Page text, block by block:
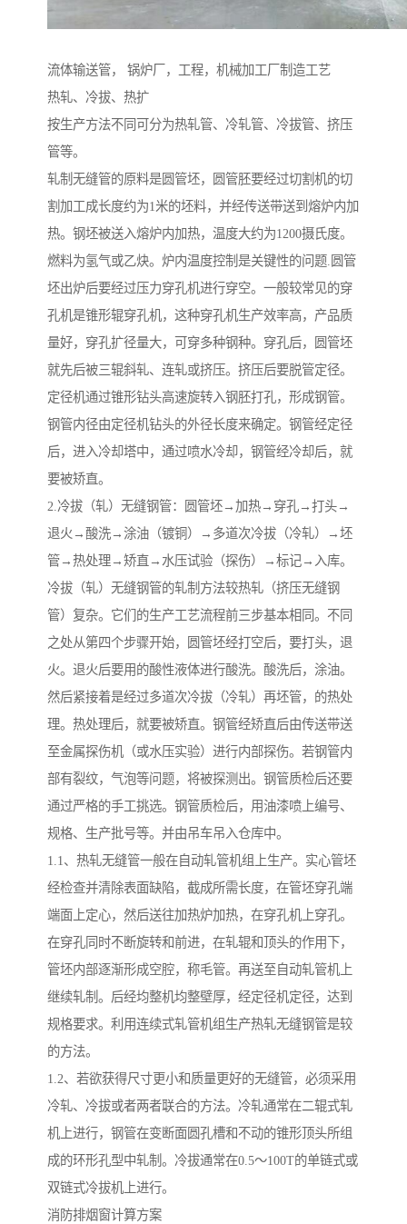
流体输送管， 锅炉厂，工程，机械加工厂制造工艺
热轧、冷拔、热扩
按生产方法不同可分为热轧管、冷轧管、冷拔管、挤压
管等。
轧制无缝管的原料是圆管坯，圆管胚要经过切割机的切
割加工成长度约为1米的坯料，并经传送带送到熔炉内加
热。钢坯被送入熔炉内加热，温度大约为1200摄氏度。
燃料为氢气或乙炔。炉内温度控制是关键性的问题.圆管
坯出炉后要经过压力穿孔机进行穿空。一般较常见的穿
孔机是锥形辊穿孔机，这种穿孔机生产效率高，产品质
量好，穿孔扩径量大，可穿多种钢种。穿孔后，圆管坯
就先后被三辊斜轧、连轧或挤压。挤压后要脱管定径。
定径机通过锥形钻头高速旋转入钢胚打孔，形成钢管。
钢管内径由定径机钻头的外径长度来确定。钢管经定径
后，进入冷却塔中，通过喷水冷却，钢管经冷却后，就
要被矫直。
2.冷拔（轧）无缝钢管：圆管坯→加热→穿孔→打头→
退火→酸洗→涂油（镀铜）→多道次冷拔（冷轧）→坯
管→热处理→矫直→水压试验（探伤）→标记→入库。
冷拔（轧）无缝钢管的轧制方法较热轧（挤压无缝钢
管）复杂。它们的生产工艺流程前三步基本相同。不同
之处从第四个步骤开始，圆管坯经打空后，要打头，退
火。退火后要用的酸性液体进行酸洗。酸洗后，涂油。
然后紧接着是经过多道次冷拔（冷轧）再坯管，的热处
理。热处理后，就要被矫直。钢管经矫直后由传送带送
至金属探伤机（或水压实验）进行内部探伤。若钢管内
部有裂纹，气泡等问题，将被探测出。钢管质检后还要
通过严格的手工挑选。钢管质检后，用油漆喷上编号、
规格、生产批号等。并由吊车吊入仓库中。
1.1、热轧无缝管一般在自动轧管机组上生产。实心管坯
经检查并清除表面缺陷，截成所需长度，在管坯穿孔端
端面上定心，然后送往加热炉加热，在穿孔机上穿孔。
在穿孔同时不断旋转和前进，在轧辊和顶头的作用下，
管坯内部逐渐形成空腔，称毛管。再送至自动轧管机上
继续轧制。后经均整机均整壁厚，经定径机定径，达到
规格要求。利用连续式轧管机组生产热轧无缝钢管是较
的方法。
1.2、若欲获得尺寸更小和质量更好的无缝管，必须采用
冷轧、冷拔或者两者联合的方法。冷轧通常在二辊式轧
机上进行，钢管在变断面圆孔槽和不动的锥形顶头所组
成的环形孔型中轧制。冷拔通常在0.5～100T的单链式或
双链式冷拔机上进行。
消防排烟窗计算方案